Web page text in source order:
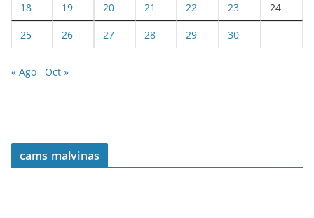
18 19 20 21 22 23 24
25 26 27 28 29 30
« Ago Oct »
cams malvinas